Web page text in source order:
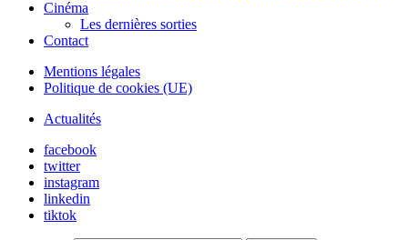
Cinéma
Les dernières sorties
Contact
Mentions légales
Politique de cookies (UE)
Actualités
facebook
twitter
instagram
linkedin
tiktok